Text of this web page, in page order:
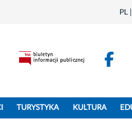
PL
TURYSTYKA KULTURA